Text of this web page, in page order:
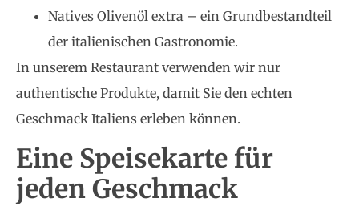
Natives Olivenöl extra – ein Grundbestandteil
der italienischen Gastronomie.
In unserem Restaurant verwenden wir nur
authentische Produkte, damit Sie den echten
Geschmack Italiens erleben können.
Eine Speisekarte für
jeden Geschmack